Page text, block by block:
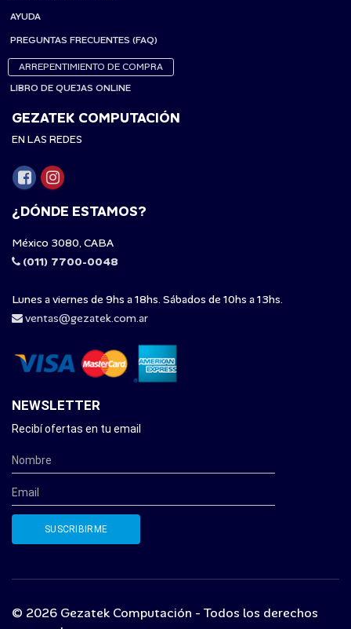
AYUDA
PREGUNTAS FRECUENTES (FAQ)
ARREPENTIMIENTO DE COMPRA
LIBRO DE QUEJAS ONLINE
GEZATEK COMPUTACIÓN
EN LAS REDES
¿DÓNDE ESTAMOS?
México 3080, CABA
(011) 7700-0048
Lunes a viernes de 9hs a 18hs. Sábados de 10hs a 13hs.
ventas@gezatek.com.ar
NEWSLETTER
Recibí ofertas en tu email
© 2026 Gezatek Computación - Todos los derechos